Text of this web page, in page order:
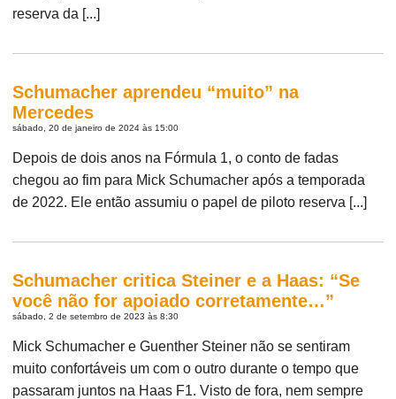
reserva da [...]
Schumacher aprendeu “muito” na
Mercedes
sábado, 20 de janeiro de 2024 às 15:00
Depois de dois anos na Fórmula 1, o conto de fadas
chegou ao fim para Mick Schumacher após a temporada
de 2022. Ele então assumiu o papel de piloto reserva [...]
Schumacher critica Steiner e a Haas: “Se
você não for apoiado corretamente…”
sábado, 2 de setembro de 2023 às 8:30
Mick Schumacher e Guenther Steiner não se sentiram
muito confortáveis ​​um com o outro durante o tempo que
passaram juntos na Haas F1. Visto de fora, nem sempre